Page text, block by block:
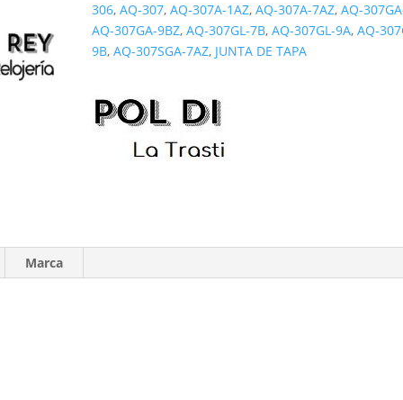
cantidad
306, AQ-307, AQ-307A-1AZ, AQ-307A-7AZ, AQ-
AQ-307GA-9BZ, AQ-307GL-7B, AQ-307GL-9A, AQ-
9B, AQ-307SGA-7AZ, JUNTA DE TAPA
Marca